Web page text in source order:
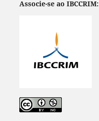
Associe-se ao IBCCRIM: